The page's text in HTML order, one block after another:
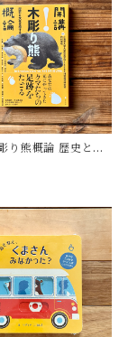
り熊概論 歴史と文
| 北海道大学大学院
多様性論講座博物